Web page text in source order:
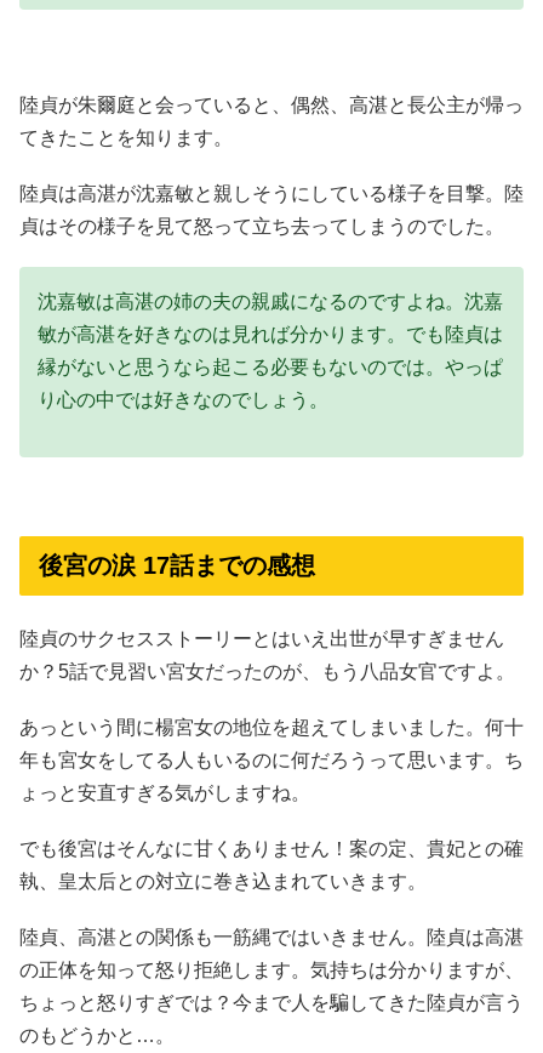
陸貞が朱爾庭と会っていると、偶然、高湛と長公主が帰っ
てきたことを知ります。
陸貞は高湛が沈嘉敏と親しそうにしている様子を目撃。陸
貞はその様子を見て怒って立ち去ってしまうのでした。
沈嘉敏は高湛の姉の夫の親戚になるのですよね。沈嘉
敏が高湛を好きなのは見れば分かります。でも陸貞は
縁がないと思うなら起こる必要もないのでは。やっぱ
り心の中では好きなのでしょう。
後宮の涙 17話までの感想
陸貞のサクセスストーリーとはいえ出世が早すぎません
か？5話で見習い宮女だったのが、もう八品女官ですよ。
あっという間に楊宮女の地位を超えてしまいました。何十
年も宮女をしてる人もいるのに何だろうって思います。ち
ょっと安直すぎる気がしますね。
でも後宮はそんなに甘くありません！案の定、貴妃との確
執、皇太后との対立に巻き込まれていきます。
陸貞、高湛との関係も一筋縄ではいきません。陸貞は高湛
の正体を知って怒り拒絶します。気持ちは分かりますが、
ちょっと怒りすぎでは？今まで人を騙してきた陸貞が言う
のもどうかと…。